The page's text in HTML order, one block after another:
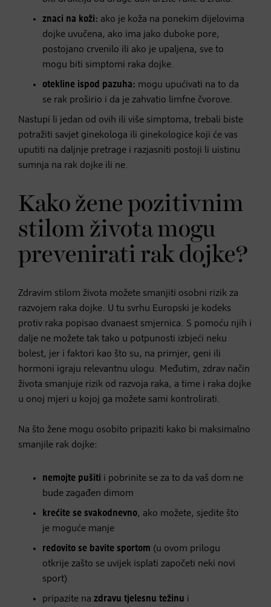
znaci na koži: ako je koža na ponekim dijelovima
dojke uvučena, ako ima jako duboke pore,
postojano crvenilo ili ako je upaljena, sve to
mogu biti simptomi raka dojke.
otekline ispod pazuha: mogu upućivati na to da
se rak proširio i da je zahvatio limfne čvorove.
Nastupi li jedan od ovih ili više simptoma, trebali biste
potražiti savjet ginekologa ili ginekologice koji će vas
uputiti na daljnje pretrage i razjasniti postoji li uistinu
sumnja na rak dojke ili ne.
Kako žene pozitivnim
stilom života mogu
prevenirati rak dojke?
Zdravim stilom života možete smanjiti osobni rizik za
razvojem raka dojke. U tu svrhu Europski je kodeks
protiv raka popisao dvanaest smjernica. S pomoću njih i
dalje ne možete tak tako u potpunosti izbjeći neku
bolest, jer i faktori kao što su, na primjer, geni ili
hormoni igraju relevantnu ulogu. Međutim, zdrav način
života smanjuje rizik od razvoja raka, a time i raka dojke
u onoj mjeri u kojoj ga možete sami kontrolirati.
Na što žene mogu osobito pripaziti kako bi maksimalno
smanjile rak dojke:
nemojte pušiti i pobrinite se za to da vaš dom ne
bude zagađen dimom
krećite se svakodnevno, ako možete, sjedite što
je moguće manje
redovito se bavite sportom (u ovom prilogu
otkrije zašto se uvijek isplati započeti neki novi
sport)
pripazite na zdravu tjelesnu težinu i